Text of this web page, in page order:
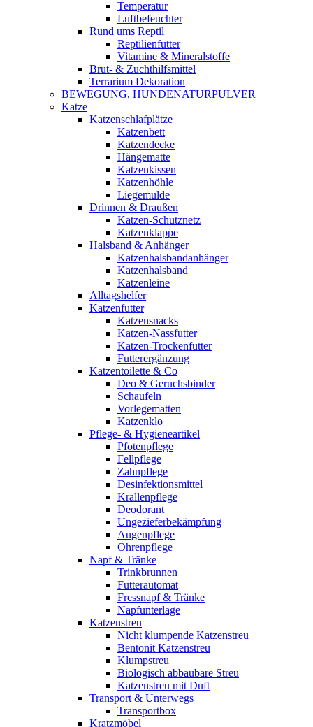
Temperatur
Luftbefeuchter
Rund ums Reptil
Reptilienfutter
Vitamine & Mineralstoffe
Brut- & Zuchthilfsmittel
Terrarium Dekoration
BEWEGUNG, HUNDENATURPULVER
Katze
Katzenschlafplätze
Katzenbett
Katzendecke
Hängematte
Katzenkissen
Katzenhöhle
Liegemulde
Drinnen & Draußen
Katzen-Schutznetz
Katzenklappe
Halsband & Anhänger
Katzenhalsbandanhänger
Katzenhalsband
Katzenleine
Alltagshelfer
Katzenfutter
Katzensnacks
Katzen-Nassfutter
Katzen-Trockenfutter
Futterergänzung
Katzentoilette & Co
Deo & Geruchsbinder
Schaufeln
Vorlegematten
Katzenklo
Pflege- & Hygieneartikel
Pfotenpflege
Fellpflege
Zahnpflege
Desinfektionsmittel
Krallenpflege
Deodorant
Ungezieferbekämpfung
Augenpflege
Ohrenpflege
Napf & Tränke
Trinkbrunnen
Futterautomat
Fressnapf & Tränke
Napfunterlage
Katzenstreu
Nicht klumpende Katzenstreu
Bentonit Katzenstreu
Klumpstreu
Biologisch abbaubare Streu
Katzenstreu mit Duft
Transport & Unterwegs
Transportbox
Kratzmöbel